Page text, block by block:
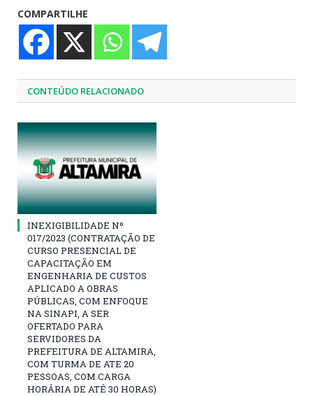
COMPARTILHE
CONTEÚDO RELACIONADO
INEXIGIBILIDADE Nº
017/2023 (CONTRATAÇÃO DE
CURSO PRESENCIAL DE
CAPACITAÇÃO EM
ENGENHARIA DE CUSTOS
APLICADO A OBRAS
PÚBLICAS, COM ENFOQUE
NA SINAPI, A SER
OFERTADO PARA
SERVIDORES DA
PREFEITURA DE ALTAMIRA,
COM TURMA DE ATE 20
PESSOAS, COM CARGA
HORÁRIA DE ATÉ 30 HORAS)